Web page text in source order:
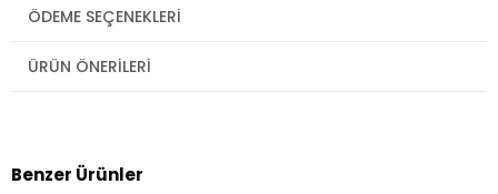
ÖDEME SEÇENEKLERI
ÜRÜN ÖNERILERI
Benzer Ürünler